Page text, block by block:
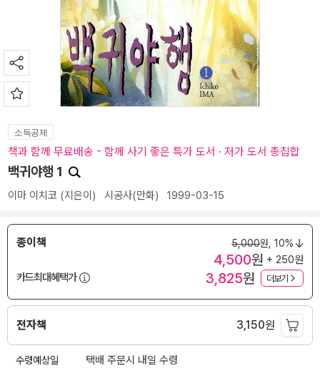
소득공제
책과 함께 무료배송 - 함께 사기 좋은 특가 도서 · 저가 도서 총집합
백귀야행 1
이마 이치코 (지은이) 시공사(만화) 1999-03-15
종이책 5,000원, 10%
4,500원 + 250원
카드최대혜택가
3,825원 더보기
전자책 3,150원
수령예상일
택배 주문시 내일 수령